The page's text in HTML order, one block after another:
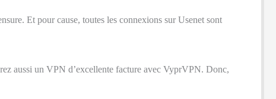
Et pour cause, toutes les connexions sur Usenet sont
aussi un VPN d’excellente facture avec VyprVPN. Donc,